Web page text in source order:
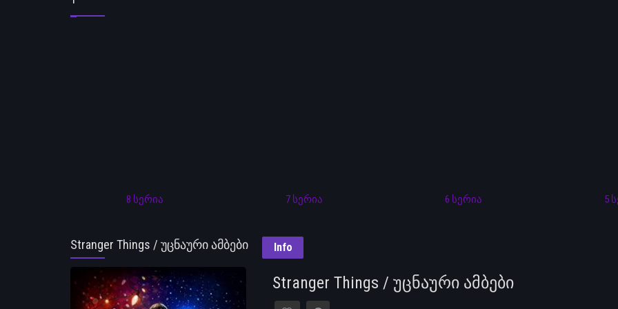
8 სერია 7 სერია 6 სერია 5
Stranger Things / უცნაური ამბები Info
Stranger Things / უცნაური ამბები